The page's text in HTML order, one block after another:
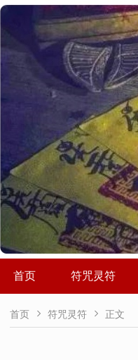
首页 符咒灵符
首页  符咒灵符  正文